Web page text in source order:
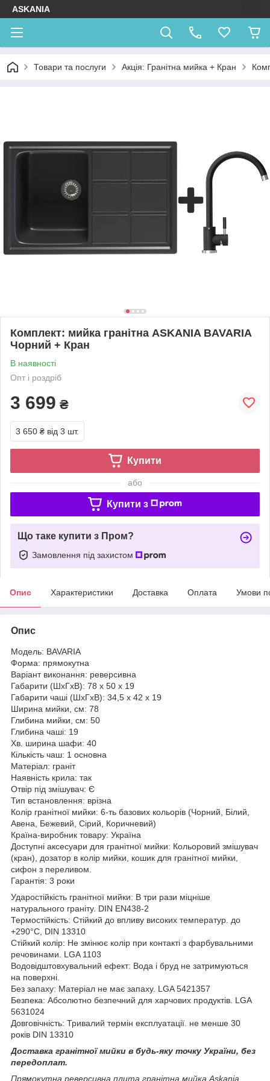
ASKANIA
Товари та послуги Акція: Гранітна мийка + Кран
Комплект: мийка гранітна ASKANIA BAVARIA
Чорний + Кран
В наявності
Опт і роздріб
3 699 ₴
3 650 ₴ від 3 шт.
Купити
або
Купити з
Що таке купити з Пром?
Замовлення під захистом
Опис Характеристики Доставка Оплата Умови
Опис
Модель: BAVARIA
Форма: прямокутна
Варіант виконання: реверсивна
Габарити (ШхГхВ): 78 х 50 х 19
Габарити чаші (ШхГхВ): 34,5 х 42 х 19
Ширина мийки, см: 78
Глибина мийки, см: 50
Глибина чаші: 19
Хв. ширина шафи: 40
Кількість чаш: 1 основна
Матеріал: граніт
Наявність крила: так
Отвір під змішувач: Є
Тип встановлення: врізна
Колір гранітної мийки: 6-ть базових кольорів (Чорний, Білий,
Авена, Бежевий, Сірий, Коричневий)
Країна-виробник товару: Україна
Доступні аксесуари для гранітної мийки: Кольоровий змішувач
(кран), дозатор в колір мийки, кошик для гранітної мийки,
сифон з переливом.
Гарантія: 3 роки
Ударостійкість гранітної мийки: В три рази міцніше
натурального граніту. DIN EN438-2
Термостійкість: Стійкий до впливу високих температур. до
+290°C, DIN 13310
Стійкий колір: Не змінює колір при контакті з фарбувальними
речовинами. LGA 1103
Водовідштовхувальний ефект: Вода і бруд не затримуються
на поверхні.
Без запаху: Матеріал не має запаху. LGA 5421357
Безпека: Абсолютно безпечний для харчових продуктів. LGA
5631024
Довговічність: Тривалий термін експлуатації. не менше 30
років DIN 13310
Доставка гранітної мийки в будь-яку точку України, без
передоплат.
Прямокутна реверсивна плита гранітна мийка Askania